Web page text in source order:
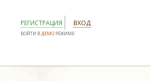
РЕГИСТРАЦИЯ ВХОД
ВОЙТИ ВДЕМО РЕЖИМЕ